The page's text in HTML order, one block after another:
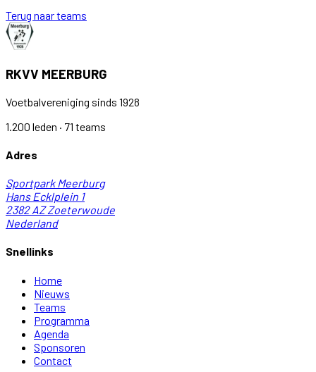
Terug naar teams
RKVV MEERBURG
Voetbalvereniging sinds 1928
1.200 leden · 71 teams
Adres
Sportpark Meerburg
Hans Ecklplein 1
2382 AZ Zoeterwoude
Nederland
Snellinks
Home
Nieuws
Teams
Programma
Agenda
Sponsoren
Contact